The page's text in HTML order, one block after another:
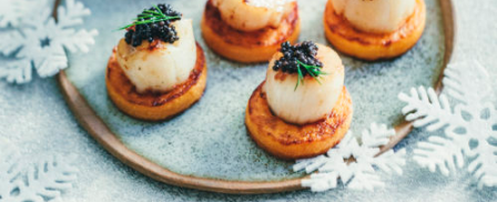
LIRE L'ARTICLE
8 9441